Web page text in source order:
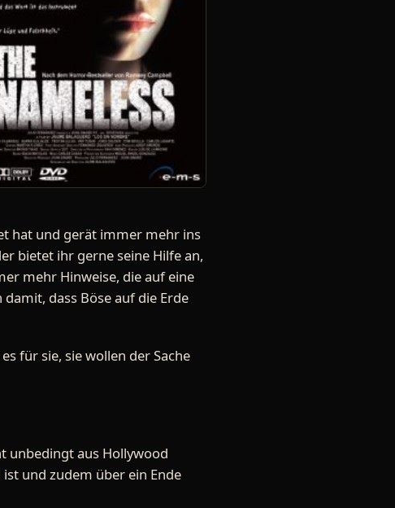
hat und gerät immer mehr ins
bietet ihr gerne seine Hilfe an,
mehr Hinweise, die auf eine
dass Böse auf die Erde
für sie, sie wollen der Sache
unbedingt aus Hollywood
und zudem über ein Ende